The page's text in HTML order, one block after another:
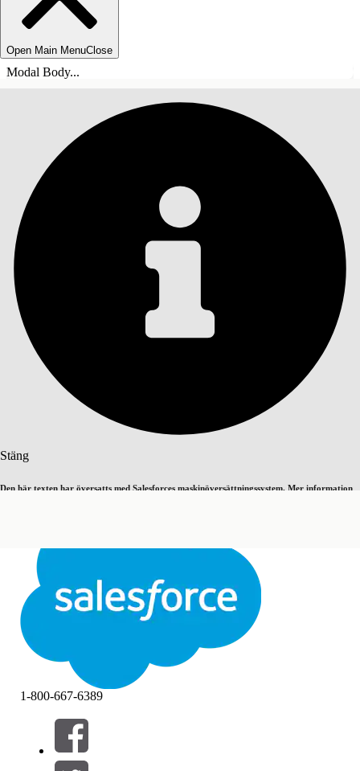
Open Main MenuClose
Modal Body...
Stäng
Den här texten har översatts med Salesforces maskinöversättningssystem. Mer information
StängStäng
Innehållsförteckningar
INNEHÅLLSFÖRTECKNINGAR
Filtrera efter (0)
VÄLJ FILTER
1-800-667-6389